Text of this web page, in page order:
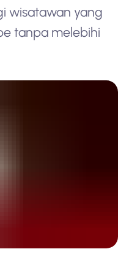
wisatawan yang
tanpa melebihi